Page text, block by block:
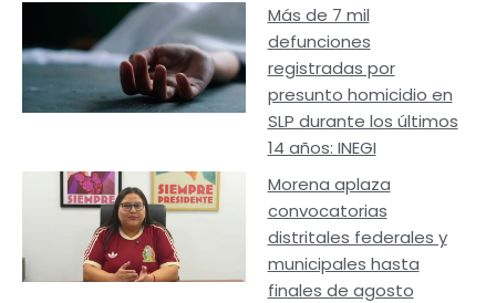
Más de 7 mil
defunciones
registradas por
presunto homicidio en
SLP durante los últimos
14 años: INEGI
Morena aplaza
convocatorias
distritales federales y
municipales hasta
finales de agosto